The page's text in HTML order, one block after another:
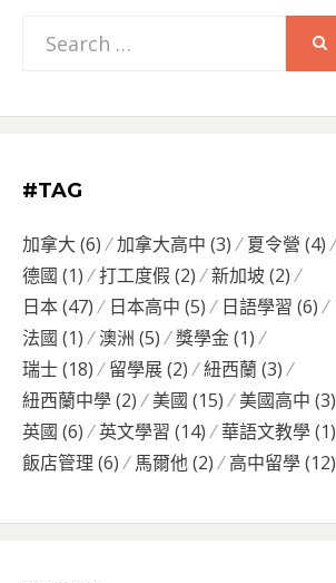
Search
#TAG
加拿大 (6) 加拿大高中 (3) 夏令營 (4)
德國 (1) 打工度假 (2) 新加坡(2)
日本(47) 日本高中 (5) 日語學習 (6)
法國 (1) 澳洲 (5) 獎學金(1)
瑞士(18) 留學展(2) 紐西蘭(3)
紐西蘭中學(2) 美國 (15) 美國高中 (3)
英國 (6) 英文學習 (14) 華語文教學(1)
飯店管理 (6) 馬爾他(2) 高中留學(12)